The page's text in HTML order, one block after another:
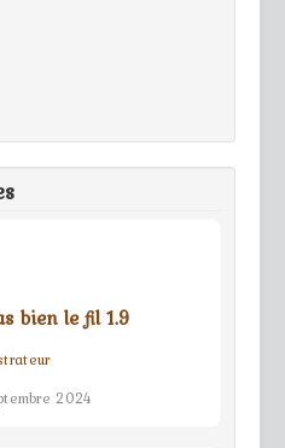
bien le fil 1.9
2024